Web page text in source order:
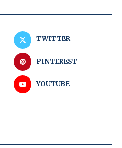
TWITTER
PINTEREST
YOUTUBE